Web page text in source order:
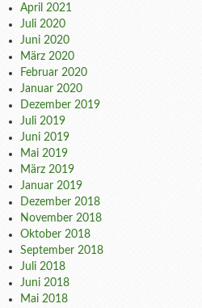
April 2021
Juli 2020
Juni 2020
März 2020
Februar 2020
Januar 2020
Dezember 2019
Juli 2019
Juni 2019
Mai 2019
März 2019
Januar 2019
Dezember 2018
November 2018
Oktober 2018
September 2018
Juli 2018
Juni 2018
Mai 2018